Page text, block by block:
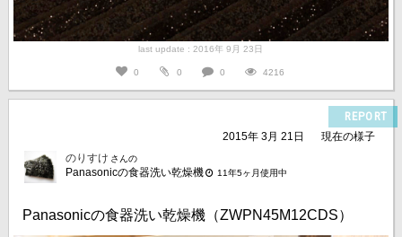
last update : 2016年 9月 23日
0 0 0 4216
REPORT
2015年 3月 21日
現在の様子
のりすけ さんの
Panasonicの食器洗い乾燥機 11年5ヶ月使用中
Panasonicの食器洗い乾燥機（ZWPN45M12CDS）